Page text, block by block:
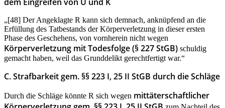
„[48] Der Angeklagte R kann sich demnach, anknüpfend an die
Erfüllung des Tatbestands der Körperverletzung in dieser ersten
Phase des Geschehens, von vornherein nicht wegen
Körperverletzung mit Todesfolge (§ 227 StGB) schuldig
gemacht haben, weil das Grunddelikt gerechtfertigt war.“
C. Strafbarkeit gem. §§ 223 I, 25 II StGB durch die Schläge
Durch die Schläge könnte R sich wegen mittäterschaftlicher